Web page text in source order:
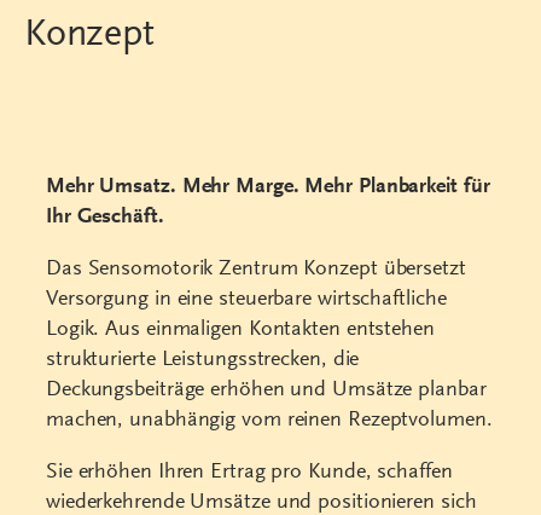
Konzept
Mehr Umsatz. Mehr Marge. Mehr Planbarkeit für
Ihr Geschäft.
Das Sensomotorik Zentrum Konzept übersetzt
Versorgung in eine steuerbare wirtschaftliche
Logik. Aus einmaligen Kontakten entstehen
strukturierte Leistungsstrecken, die
Deckungsbeiträge erhöhen und Umsätze planbar
machen, unabhängig vom reinen Rezeptvolumen.
Sie erhöhen Ihren Ertrag pro Kunde, schaffen
wiederkehrende Umsätze und positionieren sich